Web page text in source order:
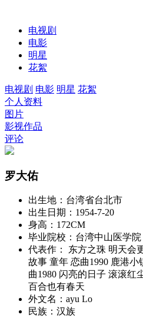
电视剧
电影
明星
花絮
电视剧 电影 明星 花絮
个人资料
图片
影视作品
评论
罗大佑
出生地： 台湾省台北市
出生日期： 1954-7-20
身高： 172CM
毕业院校： 台湾中山医学院
代表作：
东方之珠 明天会
故事 童年 恋曲1990 鹿港
曲1980 闪亮的日子 滚滚红
百合也有春天
外文名： ayu Lo
民族： 汉族